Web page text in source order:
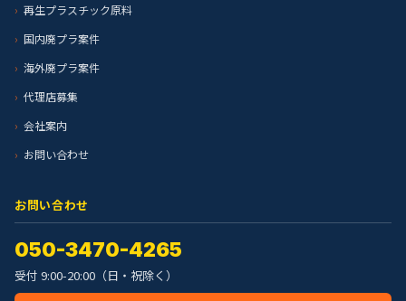
再生プラスチック原料
国内廃プラ案件
海外廃プラ案件
代理店募集
会社案内
お問い合わせ
お問い合わせ
050-3470-4265
受付 9:00-20:00（日・祝除く）